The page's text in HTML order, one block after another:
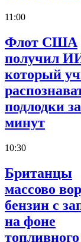
11:00
Флот США
получил
который
подлодки
минут
10:30
Британцы
массово
бензин с
на фоне
топливного